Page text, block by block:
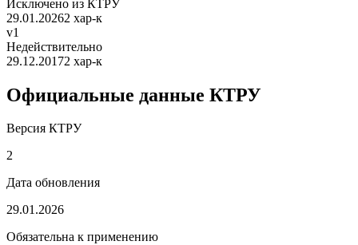
Исключено из КТРУ
29.01.20262 хар-к
v1
Недействительно
29.12.20172 хар-к
Официальные данные КТРУ
Версия КТРУ
2
Дата обновления
29.01.2026
Обязательна к применению